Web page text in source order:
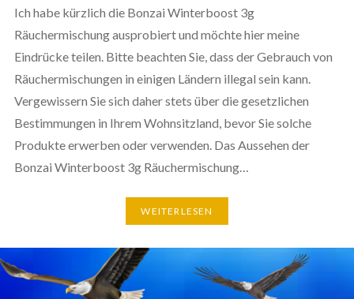
Ich habe kürzlich die Bonzai Winterboost 3g
Räuchermischung ausprobiert und möchte hier meine
Eindrücke teilen. Bitte beachten Sie, dass der Gebrauch von
Räuchermischungen in einigen Ländern illegal sein kann.
Vergewissern Sie sich daher stets über die gesetzlichen
Bestimmungen in Ihrem Wohnsitzland, bevor Sie solche
Produkte erwerben oder verwenden. Das Aussehen der
Bonzai Winterboost 3g Räuchermischung…
WEITERLESEN